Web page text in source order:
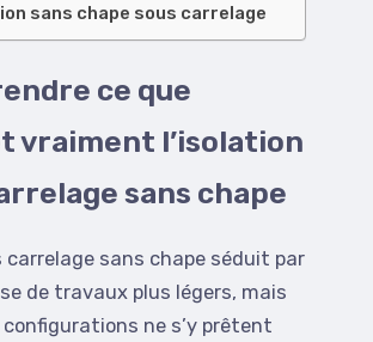
sans chape sous carrelage
ce que
vraiment l’isolation
sans chape
carrelage sans chape séduit par
de travaux plus légers, mais
ne s’y prêtent